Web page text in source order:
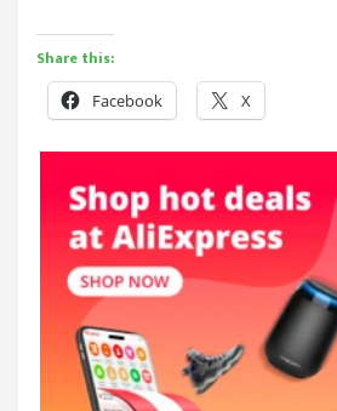
Share this:
Facebook X